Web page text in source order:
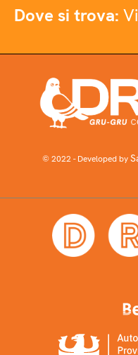
Dove si trova:
© 2022 - Developed by